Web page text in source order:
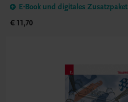
E-Book und digitales Zusatzpaket
€ 11,70